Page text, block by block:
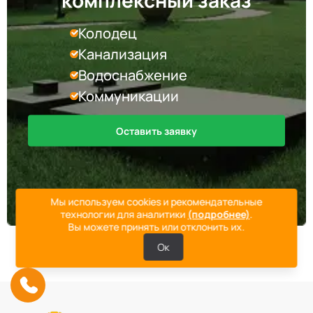
Септики Эргобокс 7
Септики Кристалл БИО 8
Септики Galay 6
Септики Ново Эко 4
Септики Uni-Sep 10
Септики Термит 5
Септики VODANOFF 9
Колодец
Канализация
Водоснабжение
Коммуникации
Оставить заявку
Мы используем cookies и рекомендательные
технологии для аналитики (подробнее).
Вы можете принять или отклонить их.
Ок